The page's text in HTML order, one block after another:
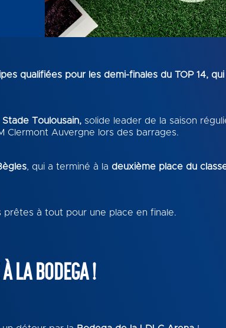
qualifiées pour les demi-finales du TOP 14,
Stade Toulousain, solide leader de la saison
Clermont Auvergne lors des barrages.
, qui a terminé à la deuxième place du
à tout pour une place en finale.
LA BODEGA !